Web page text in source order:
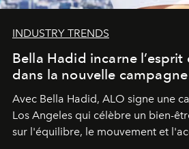
INDUSTRY TRENDS
Bella Hadid incarne l’esprit
dans la nouvelle campagne
Avec Bella Hadid, ALO signe une
Los Angeles qui célèbre un bien-
sur l'équilibre, le mouvement et